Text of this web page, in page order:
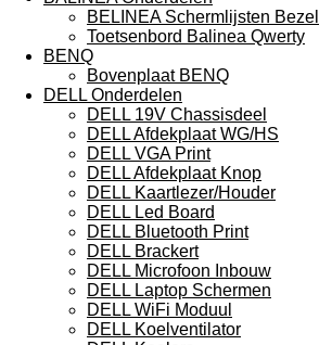
BELINEA Schermlijsten Bezel
Toetsenbord Balinea Qwerty
BENQ
Bovenplaat BENQ
DELL Onderdelen
DELL 19V Chassisdeel
DELL Afdekplaat WG/HS
DELL VGA Print
DELL Afdekplaat Knop
DELL Kaartlezer/Houder
DELL Led Board
DELL Bluetooth Print
DELL Brackert
DELL Microfoon Inbouw
DELL Laptop Schermen
DELL WiFi Moduul
DELL Koelventilator